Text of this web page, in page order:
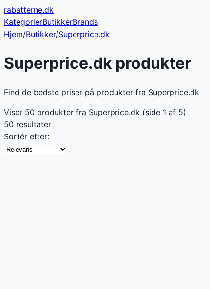
rabatterne.dk
KategorierButikkerBrands
Hjem/Butikker/Superprice.dk
Superprice.dk produkter
Find de bedste priser på produkter fra Superprice.dk
Viser 50 produkter fra Superprice.dk (side 1 af 5)
50 resultater
Sortér efter: